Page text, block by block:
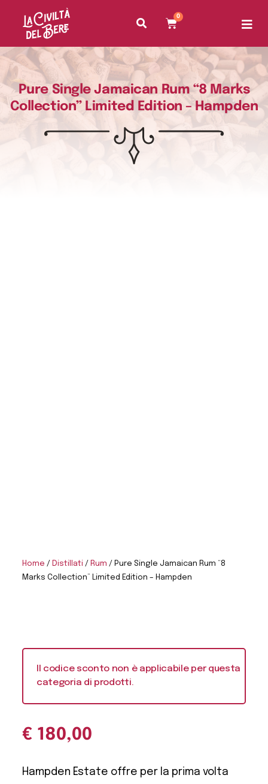
0
Pure Single Jamaican Rum “8 Marks
Collection” Limited Edition – Hampden
Home / Distillati / Rum / Pure Single Jamaican Rum “8
Marks Collection” Limited Edition – Hampden
Il codice sconto non è applicabile per questa
categoria di prodotti.
€ 180,00
Hampden Estate offre per la prima volta